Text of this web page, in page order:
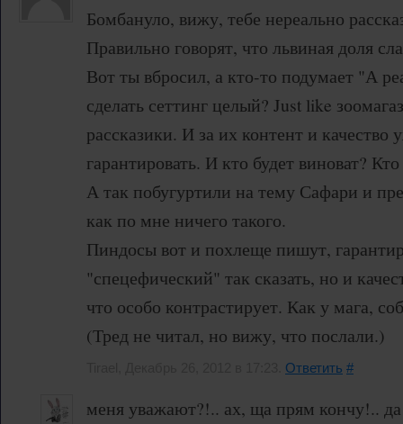
Бомбануло, вижу, тебе нереально
Правильно говорят, что львиная доля
Вот ты вбросил, а кто-то подумает "А
сделать сеттинг целый? Just like
рассказики. И за их контент и качество
гарантировать. И кто будет виноват?
А так побугуртили на тему Сафари и
как по мне ничего такого.
Пиндосы вот и похлеще пишут,
"спецефический" так сказать, но и
что особо контрастирует. Как у мага,
(Тред не читал, но вижу, что послали.)
Ответить #
меня уважают?!.. ах, ща прям кончу!..